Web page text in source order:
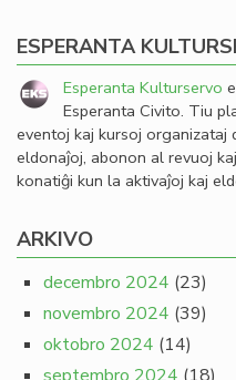
ESPERANTA
Esperanta Kulturservo
Esperanta Civito. Tiu
eventoj kaj kursoj organizataj
eldonaĵoj, abonon al revuoj
konatiĝi kun la aktivaĵoj kaj
ARKIVO
decembro 2024 (23)
novembro 2024 (39)
oktobro 2024 (14)